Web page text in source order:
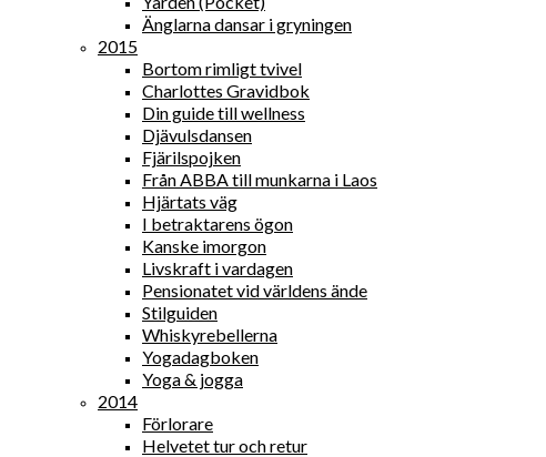
Änglarna dansar i gryningen
2015
Bortom rimligt tvivel
Charlottes Gravidbok
Din guide till wellness
Djävulsdansen
Fjärilspojken
Från ABBA till munkarna i Laos
Hjärtats väg
I betraktarens ögon
Kanske imorgon
Livskraft i vardagen
Pensionatet vid världens ände
Stilguiden
Whiskyrebellerna
Yogadagboken
Yoga & jogga
2014
Förlorare
Helvetet tur och retur